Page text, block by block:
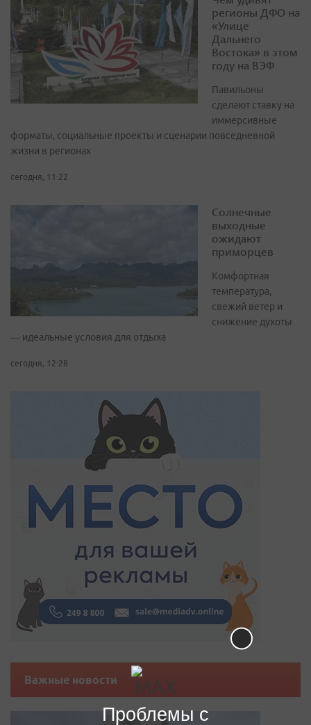
регионы ДФО на
«Улице
Дальнего
Востока» в этом
году на ВЭФ
Павильоны
сделают ставку на
иммерсивные
форматы, социальные проекты и сценарии повседневной
жизни в регионах
сегодня, 11:22
Солнечные
выходные
ожидают
приморцев
Комфортная
температура,
свежий ветер и
снижение духоты
— идеальные условия для отдыха
сегодня, 12:28
Важные новости
Проблемы с